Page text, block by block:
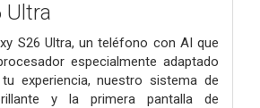
Ultra
S26 Ultra, un teléfono con AI que
especialmente adaptado
experiencia, nuestro sistema de
y la primera pantalla de